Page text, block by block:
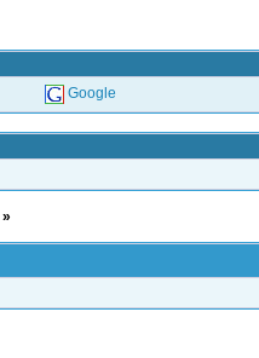
Google
»